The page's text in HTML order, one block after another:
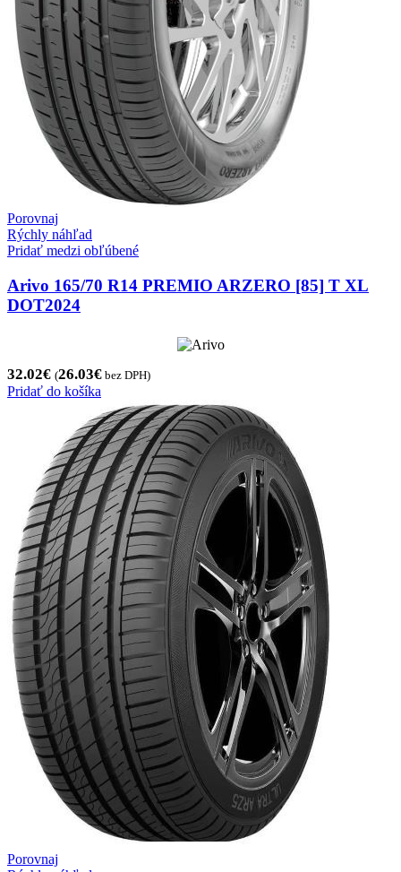
Porovnaj
Rýchly náhľad
Pridať medzi obľúbené
Arivo 165/70 R14 PREMIO ARZERO [85] T XL
DOT2024
32.02€ (26.03€ bez DPH)
Pridať do košíka
Porovnaj